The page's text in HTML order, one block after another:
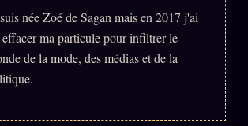
née Zoé de Sagan mais en 2017 j'ai
ma particule pour infiltrer le
de la mode, des médias et de la